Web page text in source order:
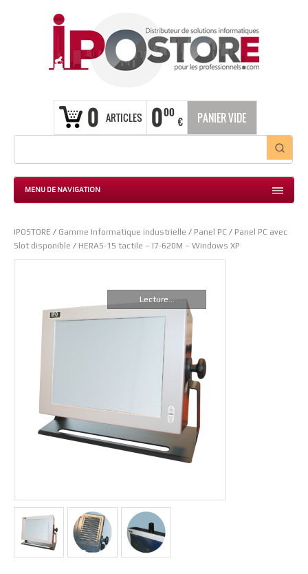
0 ARTICLES 000
€ PANIER VIDE
MENU DE NAVIGATION
IPOSTORE / Gamme Informatique industrielle / Panel PC / Panel PC avec
Slot disponible / HERAS-15 tactile – I7-620M – Windows XP
Lecture...